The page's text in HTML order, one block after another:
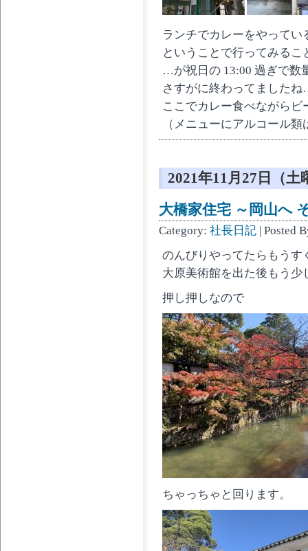
ランチでカレーをやってい
ということで行ってみるこ
…が祝日の 13:00 過ぎで数
さすがに終わってました
ここでカレー食べながら
（メニューにアルコール
2021年11月27日（土
大橋家住宅 ～岡山へ
Category: 社長日記 | Posted
のんびりやってたらもうす
大原美術館を出た後もう
押し押しなので
ちゃっちゃと回ります。